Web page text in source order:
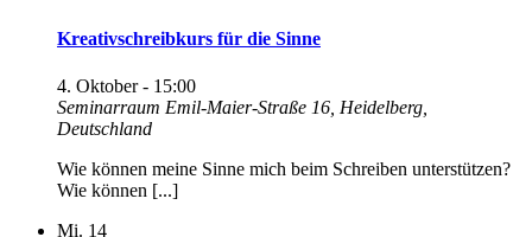
Kreativschreibkurs für die Sinne
4. Oktober - 15:00
Seminarraum Emil-Maier-Straße 16, Heidelberg,
Deutschland
Wie können meine Sinne mich beim Schreiben unterstützen?
Wie können [...]
Mi. 14